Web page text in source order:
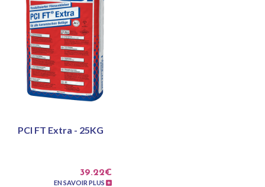
PCI FT Extra - 25KG
39.22€
EN SAVOIR PLUS